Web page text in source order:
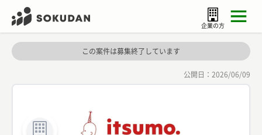
企業の方
この案件は募集終了しています
公開日： 2026/06/09